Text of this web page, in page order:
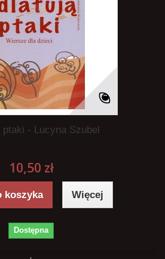
ptaki - Lucyna Szubel
10,50 zł
koszyka Więcej
Dostępna